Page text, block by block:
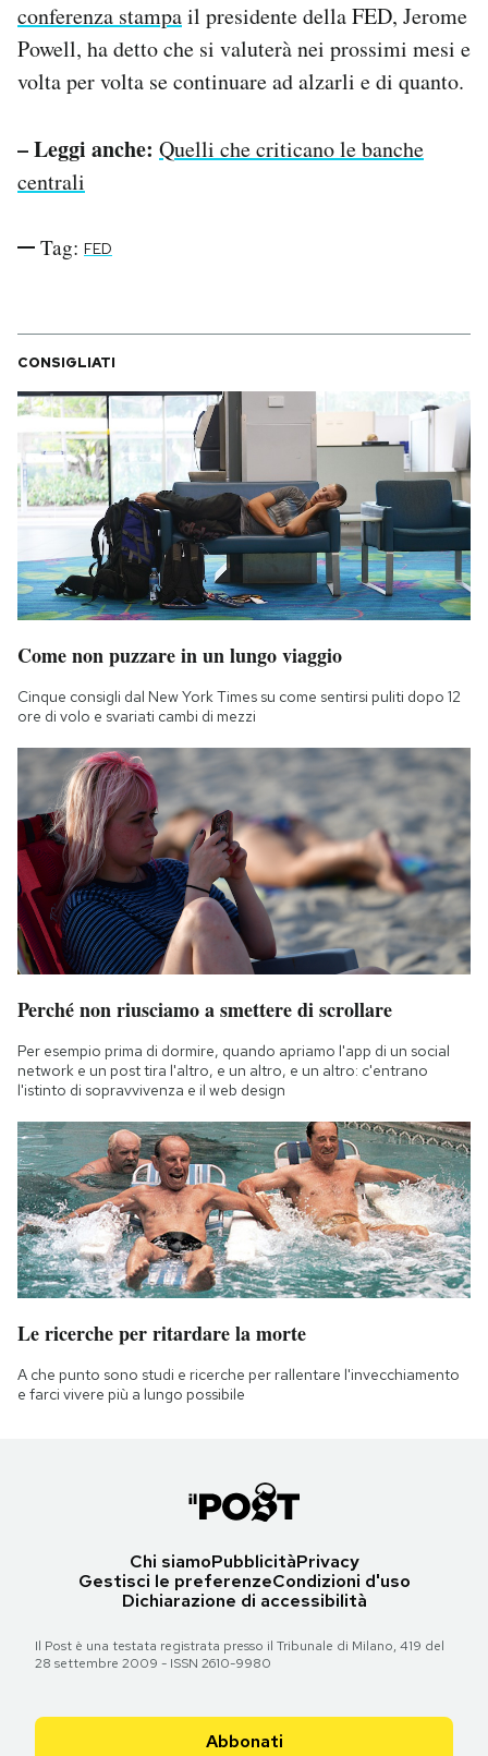
conferenza stampail presidente della FED, Jerome
Powell, ha detto che si valuterà nei prossimi mesi e
volta per volta se continuare ad alzarli e di quanto.
– Leggi anche: Quelli che criticano le banche
centrali
Tag: FED
CONSIGLIATI
Come non puzzare in un lungo viaggio
Cinque consigli dal New York Times su come sentirsi puliti dopo 12
ore di volo e svariati cambi di mezzi
Perché non riusciamo a smettere di scrollare
Per esempio prima di dormire, quando apriamo l'app di un social
network e un post tira l'altro, e un altro, e un altro: c'entrano
l'istinto di sopravvivenza e il web design
Le ricerche per ritardare la morte
A che punto sono studi e ricerche per rallentare l'invecchiamento
e farci vivere più a lungo possibile
Chi siamoPubblicitàPrivacy
Gestisci le preferenzeCondizioni d'uso
Dichiarazione di accessibilità
Il Post è una testata registrata presso il Tribunale di Milano, 419 del
28 settembre 2009 - ISSN 2610-9980
Abbonati